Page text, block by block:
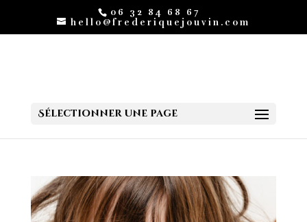
06 32 84 68 67
hello@frederiquejouvin.com
Sélectionner une page